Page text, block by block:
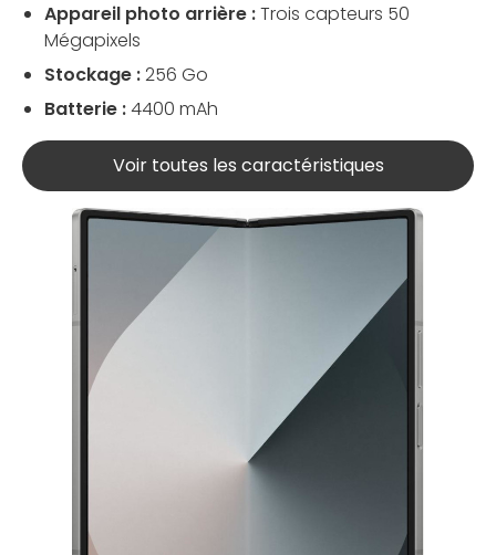
Appareil photo arrière :Trois capteurs 50
Mégapixels
Stockage :256 Go
Batterie :4400 mAh
Voir toutes les caractéristiques